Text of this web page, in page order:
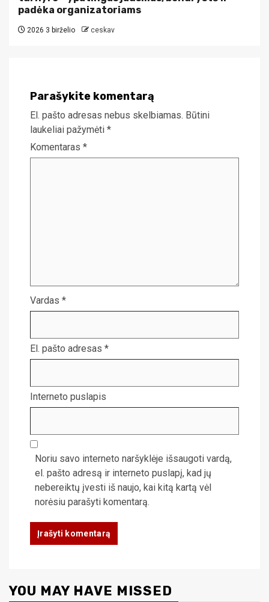
padėka organizatoriams
2026 3 birželio ceskav
Parašykite komentarą
El. pašto adresas nebus skelbiamas. Būtini
laukeliai pažymėti *
Komentaras *
Vardas *
El. pašto adresas *
Interneto puslapis
Noriu savo interneto naršyklėje išsaugoti vardą,
el. pašto adresą ir interneto puslapį, kad jų
nebereiktų įvesti iš naujo, kai kitą kartą vėl
norėsiu parašyti komentarą.
YOU MAY HAVE MISSED